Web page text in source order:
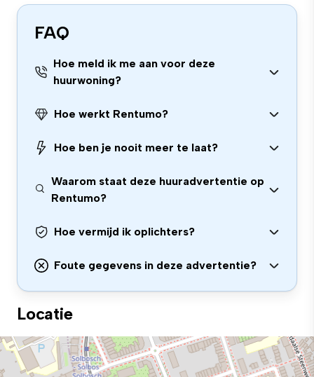
FAQ
Hoe meld ik me aan voor deze
huurwoning?
Hoe werkt Rentumo?
Hoe ben je nooit meer te laat?
Waarom staat deze huuradvertentie op
Rentumo?
Hoe vermijd ik oplichters?
Foute gegevens in deze advertentie?
Locatie